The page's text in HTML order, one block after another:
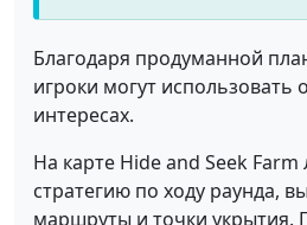
Благодаря продуманной
игроки могут использовать
интересах.
На карте Hide and Seek Farm
стратегию по ходу раунда,
маршруты и точки укрытия.